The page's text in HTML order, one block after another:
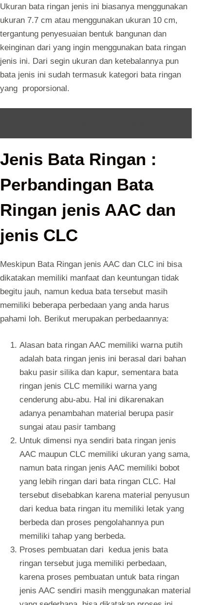
Ukuran bata ringan jenis ini biasanya menggunakan
ukuran 7.7 cm atau menggunakan ukuran 10 cm,
tergantung penyesuaian bentuk bangunan dan
keinginan dari yang ingin menggunakan bata ringan
jenis ini. Dari segin ukuran dan ketebalannya pun
bata jenis ini sudah termasuk kategori bata ringan
yang proporsional.
Jenis Bata Ringan :
Perbandingan Bata
Ringan jenis AAC dan
jenis CLC
Meskipun Bata Ringan jenis AAC dan CLC ini bisa
dikatakan memiliki manfaat dan keuntungan tidak
begitu jauh, namun kedua bata tersebut masih
memiliki beberapa perbedaan yang anda harus
pahami loh. Berikut merupakan perbedaannya:
Alasan bata ringan AAC memiliki warna putih
adalah bata ringan jenis ini berasal dari bahan
baku pasir silika dan kapur, sementara bata
ringan jenis CLC memiliki warna yang
cenderung abu-abu. Hal ini dikarenakan
adanya penambahan material berupa pasir
sungai atau pasir tambang
Untuk dimensi nya sendiri bata ringan jenis
AAC maupun CLC memiliki ukuran yang sama,
namun bata ringan jenis AAC memiliki bobot
yang lebih ringan dari bata ringan CLC. Hal
tersebut disebabkan karena material penyusun
dari kedua bata ringan itu memiliki letak yang
berbeda dan proses pengolahannya pun
memiliki tahap yang berbeda.
Proses pembuatan dari kedua jenis bata
ringan tersebut juga memiliki perbedaan,
karena proses pembuatan untuk bata ringan
jenis AAC sendiri masih menggunakan material